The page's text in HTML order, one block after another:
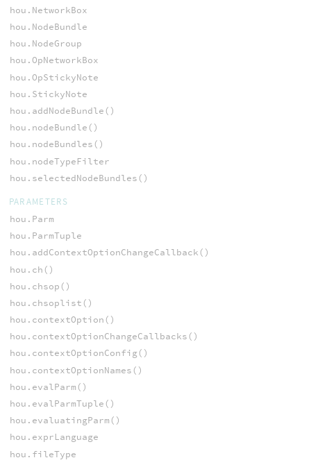
hou.NetworkBox
hou.NodeBundle
hou.NodeGroup
hou.OpNetworkBox
hou.OpStickyNote
hou.StickyNote
hou.addNodeBundle()
hou.nodeBundle()
hou.nodeBundles()
hou.nodeTypeFilter
hou.selectedNodeBundles()
PARAMETERS
hou.Parm
hou.ParmTuple
hou.addContextOptionChangeCallback()
hou.ch()
hou.chsop()
hou.chsoplist()
hou.contextOption()
hou.contextOptionChangeCallbacks()
hou.contextOptionConfig()
hou.contextOptionNames()
hou.evalParm()
hou.evalParmTuple()
hou.evaluatingParm()
hou.exprLanguage
hou.fileType